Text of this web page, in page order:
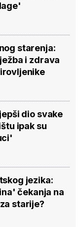
starenja:
i zdrava
dio svake
ipak su
jezika:
čekanja na
starije?